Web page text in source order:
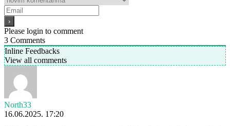
Please login to comment
3 Comments
Inline Feedbacks
View all comments
North33
16.06.2025. 17:20